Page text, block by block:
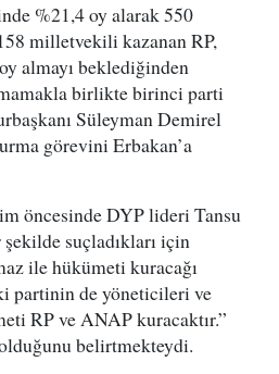
%21,4 oy alarak 550
milletvekili kazanan RP,
almayı beklediğinden
birlikte birinci parti
Süleyman Demirel
görevini Erbakan’a
öncesinde DYP lideri Tansu
suçladıkları için
ile hükümeti kuracağı
partinin de yöneticileri ve
RP ve ANAP kuracaktır.”
belirtmekteydi.